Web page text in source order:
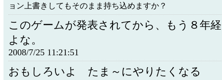
ョン上書きしてもそのまま持ち込めますか？
このゲームが発表されてから、もう８年
よな。
2008/7/25 11:21:51
おもしろいよ たま～にやりたくなる